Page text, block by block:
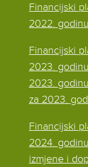
Financijski
2022. godinu
Financijski
2023. godinu
2023. godinu
za 2023.
Financijski
2024. godinu
izmjene i